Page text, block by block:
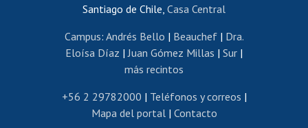
Certificado de renta honorarios
Editar páginas blancas
Extranjeras/os
Revalidación y reconocimiento de títulos
Postulación al Programa de Movilidad Estudiantil
Santiago de Chile, Casa Central
Campus: Andrés Bello | Beauchef| Dra.
Eloísa Díaz | Juan Gómez Millas | Sur |
más recintos
+56 2 29782000 | Teléfonos y correos |
Mapa del portal| Contacto